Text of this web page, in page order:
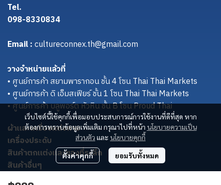
เว็บไซต์นี้ใช้คุกกี้เพื่อมอบประสบการณ์การใช้งานที่ดีที่สุด หาก
ต้องการทราบข้อมูลเพิ่มเติม กรุณาไปที่หน้า นโยบายความเป็น
ส่วนตัว และ นโยบายคุกกี้
ตั้งค่าคุกกี้ ยอมรับทั้งหมด
Tel.
098-8330834
Email :cultureconnex.th@gmail.com
วางจำหน่ายแล้วที่
• ศูนย์การค้า สยามพารากอน ชั้น 4 โซน Thai Thai Markets
• ศูนย์การค้า ดิ เอ็มสเฟียร์ ชั้น 1 โซน Thai Thai Markets
• ศูนย์การค้า บลูพอร์ต หัวหิน ชั้น B โซน Proud Thai
ผ้าและเครื่องแต่งกาย
เครื่องประดับ
สินค้าตกแต่งและของที่ระลึก
สินค้าอื่นๆ